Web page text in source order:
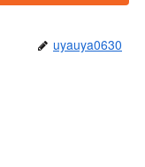
uyauya0630